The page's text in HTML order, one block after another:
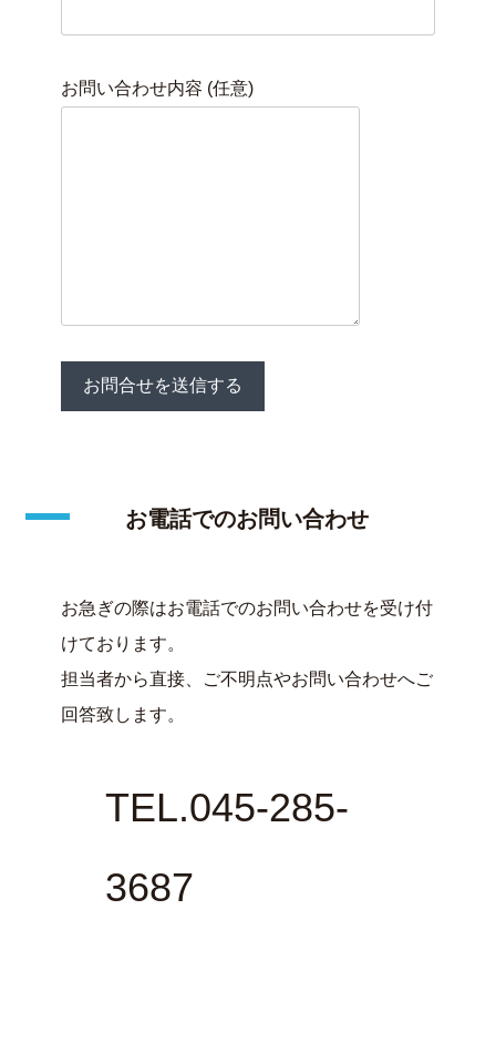
お問い合わせ内容 (任意)
お電話でのお問い合わせ
お急ぎの際はお電話でのお問い合わせを受け付
けております。
担当者から直接、ご不明点やお問い合わせへご
回答致します。
TEL.045-285-
3687